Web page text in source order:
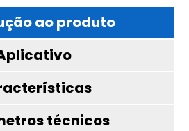
ao produto
técnicos